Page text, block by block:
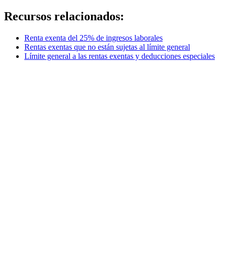
Recursos relacionados:
Renta exenta del 25% de ingresos laborales
Rentas exentas que no están sujetas al límite general
Límite general a las rentas exentas y deducciones especiales